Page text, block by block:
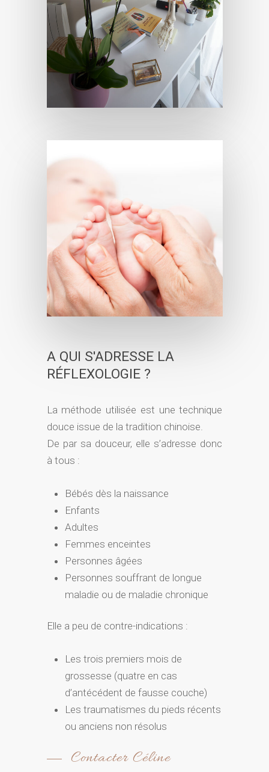
A QUI S'ADRESSE LA
RÉFLEXOLOGIE ?
La méthode utilisée est une technique
douce issue de la tradition chinoise.
De par sa douceur, elle s’adresse donc
à tous :
Bébés dès la naissance
Enfants
Adultes
Femmes enceintes
Personnes âgées
Personnes souffrant de longue
maladie ou de maladie chronique
Elle a peu de contre-indications :
Les trois premiers mois de
grossesse (quatre en cas
d’antécédent de fausse couche)
Les traumatismes du pieds récents
ou anciens non résolus
Contacter Céline